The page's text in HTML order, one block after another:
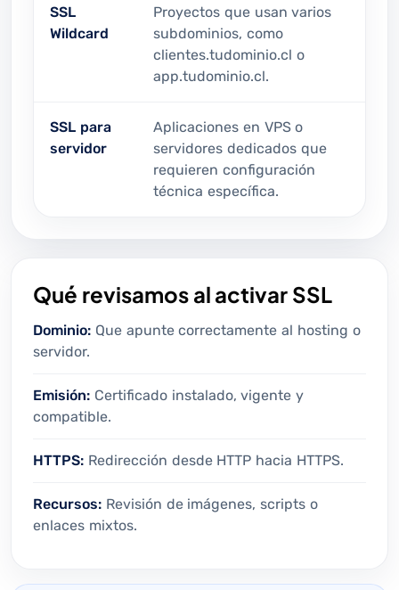
SSL
Wildcard
Proyectos que usan varios
subdominios, como
clientes.tudominio.cl o
app.tudominio.cl.
SSL para
servidor
Aplicaciones en VPS o
servidores dedicados que
requieren configuración
técnica específica.
Qué revisamos al activar SSL
Dominio: Que apunte correctamente al hosting o
servidor.
Emisión: Certificado instalado, vigente y
compatible.
HTTPS: Redirección desde HTTP hacia HTTPS.
Recursos: Revisión de imágenes, scripts o
enlaces mixtos.